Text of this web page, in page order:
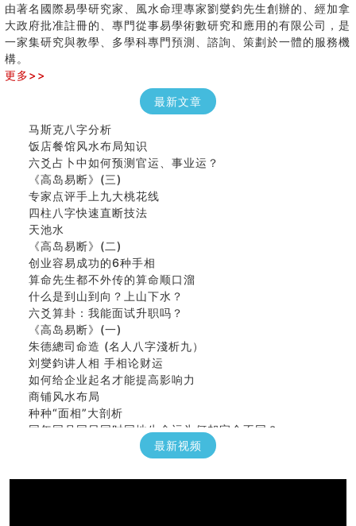
由著名國際易學研究家、風水命理專家劉燮鈞先生創辦的、經加拿
大政府批准註冊的、專門從事易學術數研究和應用的有限公司，是
一家集研究與教學、多學科專門預測、諮詢、策劃於一體的服務機
構。
更多>>
最新文章
七夕节 我国唯一一个以女性为主角传统节日
八字铁口直断经验总结五十条
民間風水知識九十四條
马斯克八字分析
饭店餐馆风水布局知识
六爻占卜中如何预测官运、事业运？
《高岛易断》(三)
专家点评手上九大桃花线
四柱八字快速直断技法
天池水
《高岛易断》(二)
创业容易成功的6种手相
算命先生都不外传的算命顺口溜
什么是到山到向？上山下水？
六爻算卦：我能面试升职吗？
《高岛易断》(一)
朱德總司命造 (名⼈⼋字淺析九）
刘燮鈞讲人相 手相论财运
如何给企业起名才能提高影响力
商铺风水布局
种种“面相”大剖析
同年同月同日同时同地生命运为何却完全不同？
商舖大門的風水原則 (上)最新视频